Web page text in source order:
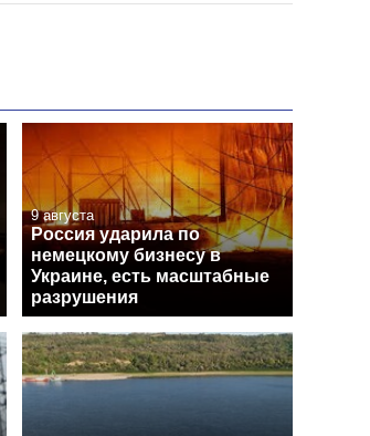
9 августа
Россия ударила по
немецкому бизнесу в
Украине, есть масштабные
разрушения